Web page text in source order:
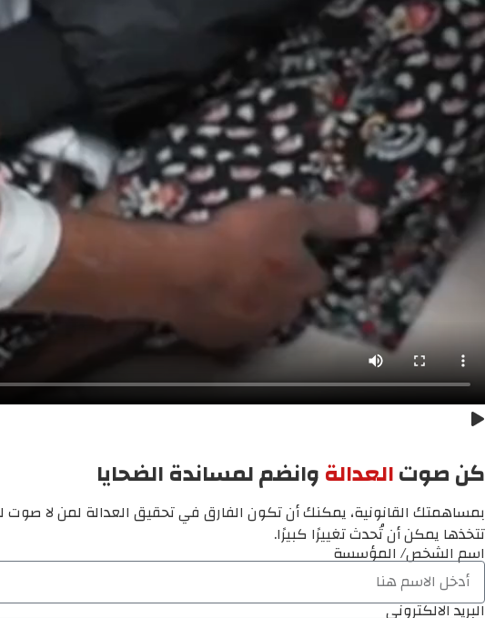
كن صوتالعدالةوانضم لمساندة الضحايا
بمساهمتك القانونية، يمكنك أن تكون الفارق في تحقيق العدالة لمن لا
تتخذها يمكن أن تُحدث تغييرًا كبيرًا.
اسم الشخص/ المؤسسة
البريد الالكتروني